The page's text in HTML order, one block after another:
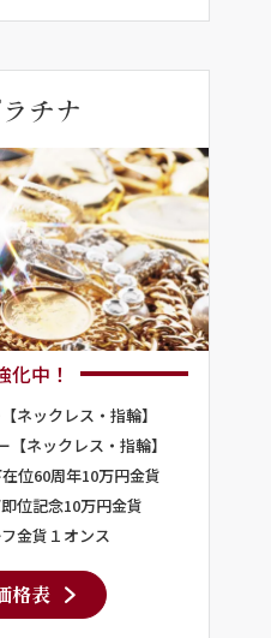
チナ
化中！
ネックレス・指輪】
【ネックレス・指輪】
位60周年10万円金貨
位記念10万円金貨
金貨１オンス
格表